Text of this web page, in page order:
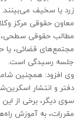
زرد یا سخیف می‌بینند.
معاون حقوقی مرکز
مطالب حقوقی سطحی،
مجتمع‌های قضائی، یا
جلسه رسیدگی است.
وی افزود: همچنین
دفتر و انتشار
سوی دیگر، برخی از این
مقررات، به آموزش